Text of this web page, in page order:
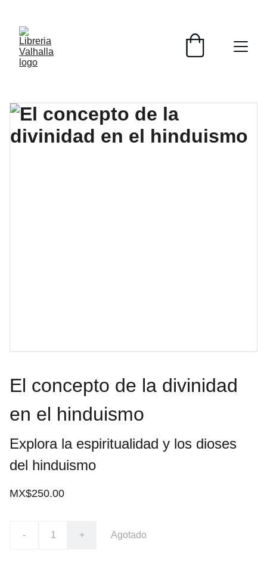
El concepto de la divinidad
en el hinduismo
Explora la espiritualidad y los dioses
del hinduismo
MX$250.00
- + Agotado